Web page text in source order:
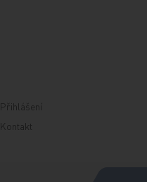
Přihlášení
Kontakt